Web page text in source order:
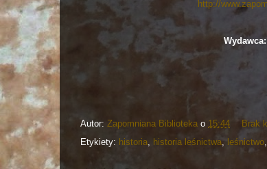
http://
Autor: Zapomniana Biblioteka o 15:44
Brak
Etykiety: historia historia leśnictwa, leśnictwo